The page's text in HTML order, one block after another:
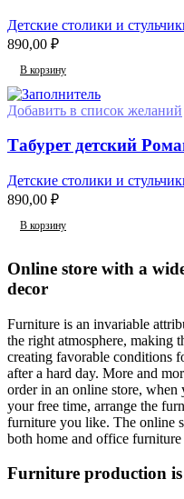
Детские столики и
890,00 ₽
В корзину
Добавить в список желаний
Табурет детский
Детские столики и
890,00 ₽
В корзину
Online store with a
decor
Furniture is an invariable
the right atmosphere, making
creating favorable conditions
after a hard day. More and
order in an online store, when
your free time, arrange the
furniture you like. The online
both home and office furniture
Furniture production